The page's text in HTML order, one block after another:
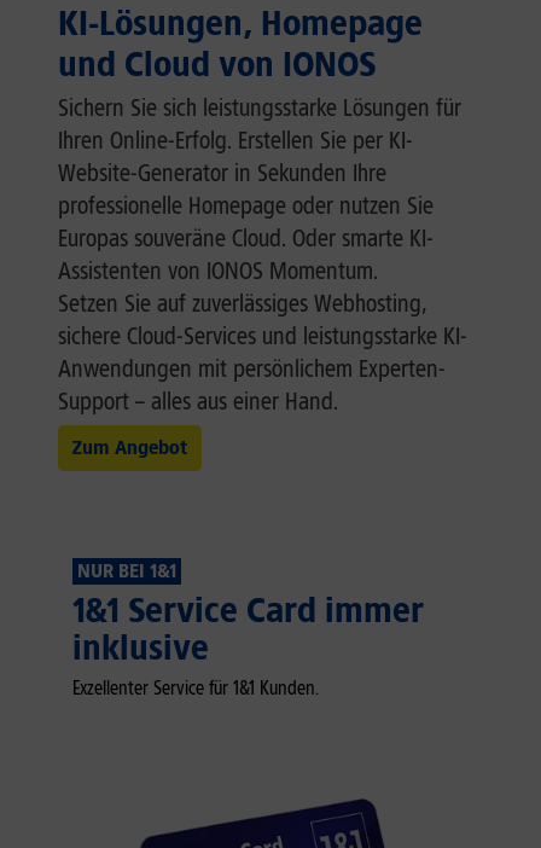
KI-Lösungen, Homepage
und Cloud von IONOS
Sichern Sie sich leistungsstarke Lösungen für
Ihren Online-Erfolg. Erstellen Sie per KI-
Website-Generator in Sekunden Ihre
professionelle Homepage oder nutzen Sie
Europas souveräne Cloud. Oder smarte KI-
Assistenten von IONOS Momentum.
Setzen Sie auf zuverlässiges Webhosting,
sichere Cloud-Services und leistungsstarke KI-
Anwendungen mit persönlichem Experten-
Support – alles aus einer Hand.
Zum Angebot
NUR BEI 1&1
1&1 Service Card immer
inklusive
Exzellenter Service für 1&1 Kunden.